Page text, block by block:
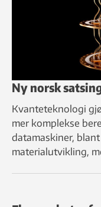
Ny norsk
Kvanteteknologi
mer komplekse
datamaskiner,
materialutvikling,